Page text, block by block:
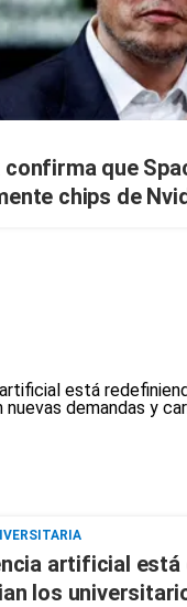
confirma que
chips de
artificial está
los